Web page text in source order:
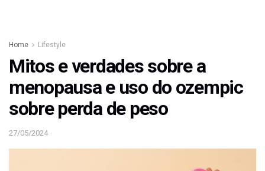
Home Lifestyle
Mitos e verdades sobre a
menopausa e uso do ozempic
sobre perda de peso
27/05/2024